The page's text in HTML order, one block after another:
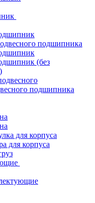
подшипника
(без
подшипника
для корпуса
для корпуса